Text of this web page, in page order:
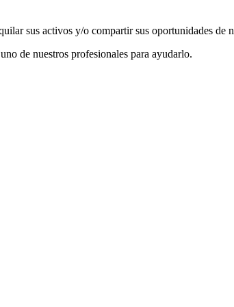
sus activos y/o compartir sus oportunidades de
de nuestros profesionales para ayudarlo.